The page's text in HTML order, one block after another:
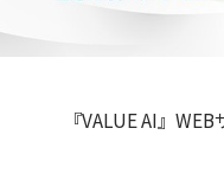
『VALUE AI』